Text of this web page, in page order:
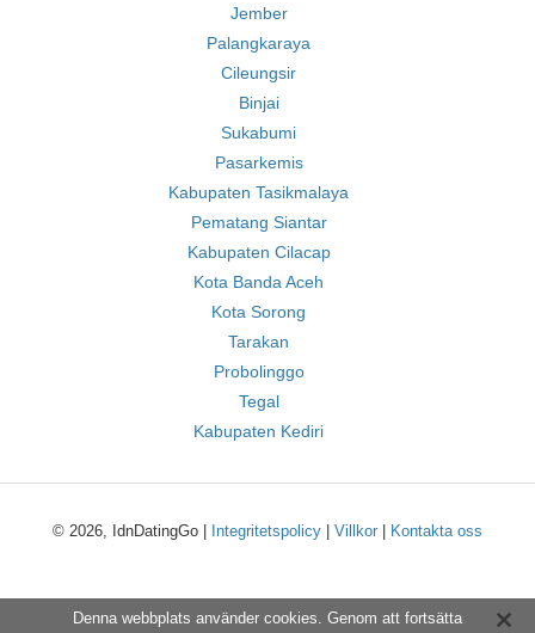
Jember
Palangkaraya
Cileungsir
Binjai
Sukabumi
Pasarkemis
Kabupaten Tasikmalaya
Pematang Siantar
Kabupaten Cilacap
Kota Banda Aceh
Kota Sorong
Tarakan
Probolinggo
Tegal
Kabupaten Kediri
© 2026, IdnDatingGo | Integritetspolicy Villkor Kontakta oss
Denna webbplats använder cookies. Genom att fortsätta